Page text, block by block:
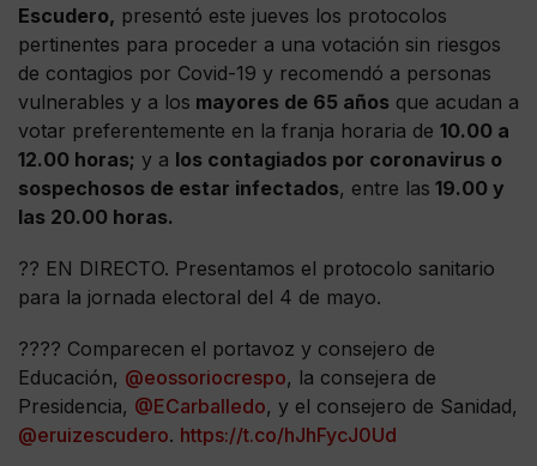
Escudero, presentó este jueves los protocolos
pertinentes para proceder a una votación sin riesgos
de contagios por Covid-19 y recomendó a personas
vulnerables y a los mayores de 65 años que acudan a
votar preferentemente en la franja horaria de 10.00 a
12.00 horas; y a los contagiados por coronavirus o
sospechosos de estar infectados, entre las 19.00 y
las 20.00 horas.
?? EN DIRECTO. Presentamos el protocolo sanitario
para la jornada electoral del 4 de mayo.
???? Comparecen el portavoz y consejero de
Educación, @eossoriocrespo, la consejera de
Presidencia, @ECarballedo, y el consejero de Sanidad,
@eruizescudero. https://t.co/hJhFycJ0Ud